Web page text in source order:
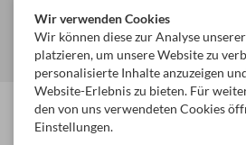
Startseite
Glückwunschkarten &
Karten, Sortimente & Boxen
Ganze
Wir verwenden Cookies
Wir können diese zur Analyse
platzieren, um unsere Website zu
personalisierte Inhalte anzuzeigen
Website-Erlebnis zu bieten. Für
den von uns verwendeten Cookies
Einstellungen.